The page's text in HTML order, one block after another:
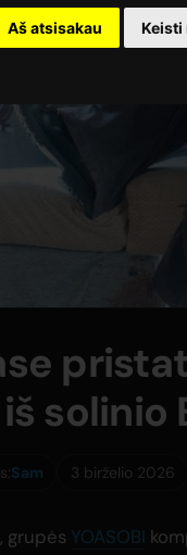
Aš atsisakau Keisti
iš solinio
Sam 3 birželio 2026
grupės YOASOBI